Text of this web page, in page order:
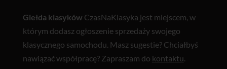
Giełda klasyków CzasNaKlasyka jest miejscem, w
którym dodasz ogłoszenie sprzedaży swojego
klasycznego samochodu. Masz sugestie? Chciałbyś
nawiązać współpracę? Zapraszam do kontaktu